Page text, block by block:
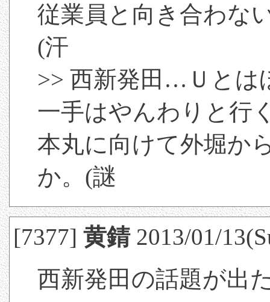
従業員と向き合わな
(汗
>> 西新発田…Ｕとは
一手はやんわりと行
本丸に向けて外堀か
か。(謎
[7377]黄錆2013/01/
西新発田の話題が出